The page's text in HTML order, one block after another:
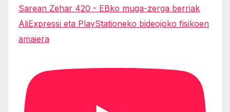
Sarean Zehar 420 - EBko muga-zerga berriak
AliExpressi eta PlayStationeko bideojoko fisikoen
amaiera